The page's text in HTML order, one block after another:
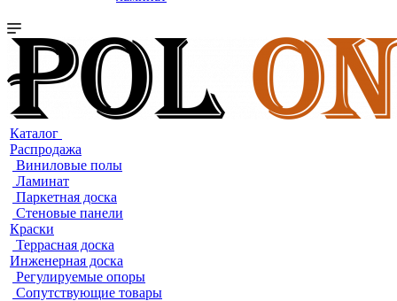
Каталог
Распродажа
Виниловые полы
Ламинат
Паркетная доска
Стеновые панели
Краски
Террасная доска
Инженерная доска
Регулируемые опоры
Сопутствующие товары